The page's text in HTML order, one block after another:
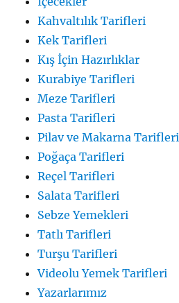
Kahvaltılık Tarifleri
Kek Tarifleri
Kış İçin Hazırlıklar
Kurabiye Tarifleri
Meze Tarifleri
Pasta Tarifleri
Pilav ve Makarna Tarifleri
Poğaça Tarifleri
Reçel Tarifleri
Salata Tarifleri
Sebze Yemekleri
Tatlı Tarifleri
Turşu Tarifleri
Videolu Yemek Tarifleri
Yazarlarımız